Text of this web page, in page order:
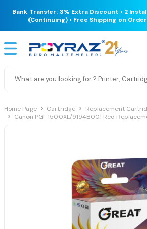
Bank Transfer: 3% Extra Discount • 2
(Continuing) • Free Shipping on
Home Page Cartridge
Replacement
Canon PGI-1500XL/9194B001 Red